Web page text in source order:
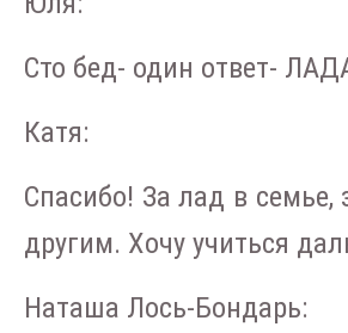
Сто бед- один ответ-
Катя:
Спасибо! За лад в семье,
другим. Хочу учиться
Наташа Лось-Бондарь: